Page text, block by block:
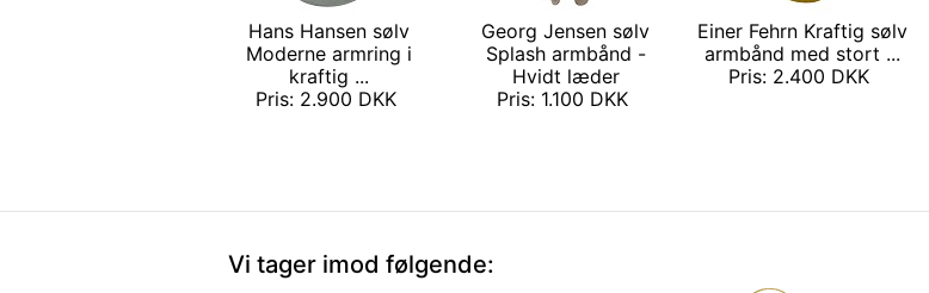
Hans Hansen sølv
Moderne armring i
kraftig ...
Pris: 2.900 DKK
Georg Jensen sølv
Splash armbånd -
Hvidt læder
Pris: 1.100 DKK
Einer Fehrn Kraftig sølv
armbånd med stort ...
Pris: 2.400 DKK
Vi tager imod følgende: